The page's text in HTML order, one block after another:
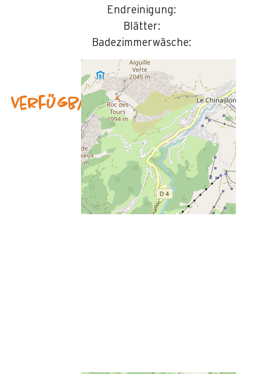
Endreinigung:
Blätter:
Badezimmerwäsche:
Verfügbarkeit & Preise